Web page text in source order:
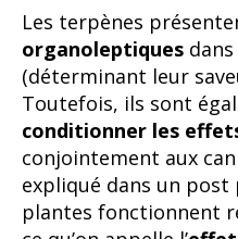
Les terpènes
organoleptiques
(déterminant leur
Toutefois, ils sont
conditionner les
conjointement aux
expliqué dans un post
plantes fonctionnent